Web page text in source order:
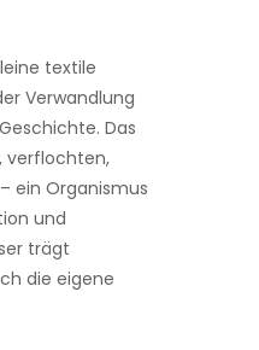
textile
Verwandlung
Das
verflochten,
ein Organismus
und
trägt
die eigene